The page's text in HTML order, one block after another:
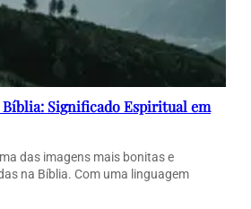
Bíblia: Significado Espiritual em
das imagens mais bonitas e
na Bíblia. Com uma linguagem